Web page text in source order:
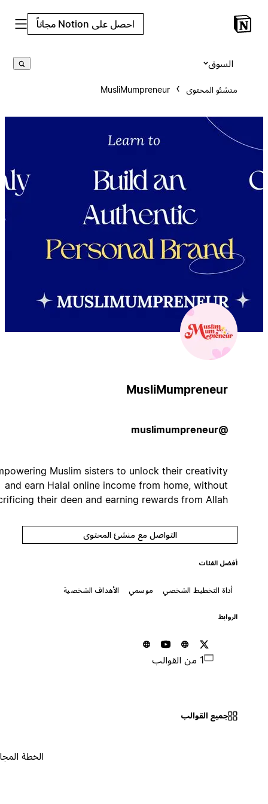
احصل على Notion مجاناً
منشئو المحتوى MusliMumpreneur
MusliMumpreneur
Empowering Muslim sisters to unlock their creativity
and earn Halal online income from home, without
sacrificing their deen and earning rewards from Allah ✨
التواصل مع منشئ المحتوى
أفضل الفئات
أداة التخطيط الشخصي موسمي الأهداف الشخصية
جميع القوالب
الخطة المجانية ٠